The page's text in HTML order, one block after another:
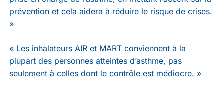
prévention et cela aidera à réduire le risque de crises.
»
« Les inhalateurs AIR et MART conviennent à la
plupart des personnes atteintes d’asthme, pas
seulement à celles dont le contrôle est médiocre. »